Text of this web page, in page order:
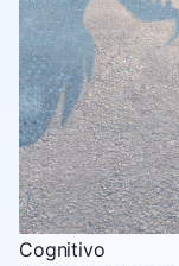
Cognitivo